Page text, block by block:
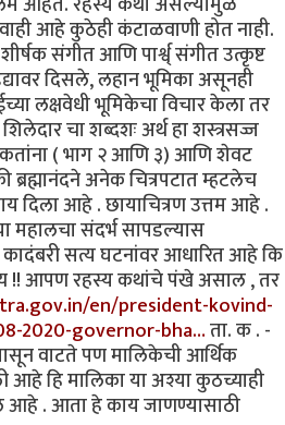
आहे कुठेही कंटाळवाणी होत नाही.
संगीत आणि पार्श्व् संगीत उत्कृष्ट
दिसले, लहान भूमिका असूनही
लक्षवेधी भूमिकेचा विचार केला तर
चा शब्दशः अर्थ हा शस्त्रसज्ज
ऐकतांना ( भाग २ आणि ३) आणि शेवट
ब्रह्मानंदने अनेक चित्रपटात म्हटलेच
दिला आहे . छायाचित्रण उत्तम आहे .
महालचा संदर्भ सापडल्यास
सत्य घटनांवर आधारित आहे कि
!! आपण रहस्य कथांचे पंखे असाल , तर
en/president-kovind-
2020-governor-bha…ता. क . -
वाटते पण मालिकेची आर्थिक
आहे हि मालिका या अश्या कुठच्याही
आहे . आता हे काय जाणण्यासाठी